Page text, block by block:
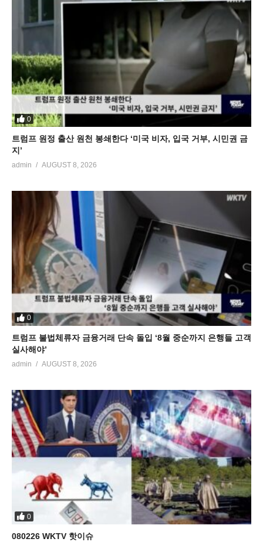
0
트럼프 원정 출산 원천 봉쇄한다 ‘미국 비자, 입국 거부, 시민권 금
지’
admin AUGUST 8, 2026
0
트럼프 불법체류자 금융거래 단속 돌입 ‘8월 중순까지 은행들 고객
실사해야’
admin AUGUST 8, 2026
0
080226 WKTV 핫이슈